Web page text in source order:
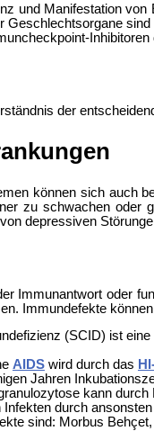
und Manifestation
Geschlechtsorgane
der
können sich auch
zu schwachen oder
depressiven
Immunantwort oder
Immundefekte
(SCID) ist
AIDSwird durch das
Jahren
kann
durch
sind: Morbus